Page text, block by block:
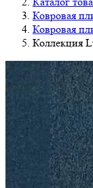
Ковровая
Ковровая
Коллекция